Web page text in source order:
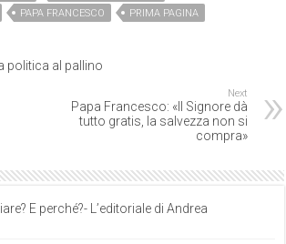
PAPA FRANCESCO PRIMA PAGINA
politica al pallino
Next
Papa Francesco: «Il Signore dà
tutto gratis, la salvezza non si
compra»
E perché?- L’editoriale di Andrea